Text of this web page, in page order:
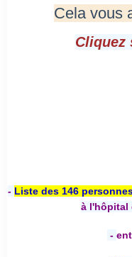
Cela vous
Cliquez
- Liste des 146
à l'hôpital
-